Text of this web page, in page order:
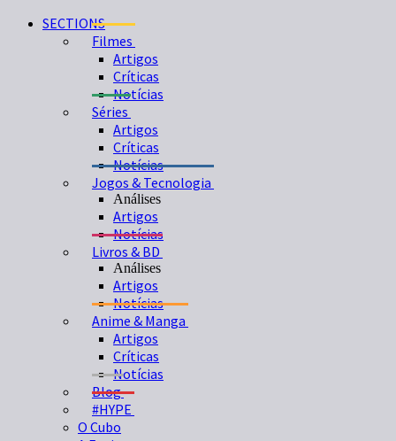
SECTIONS
Filmes
Artigos
Críticas
Notícias
Séries
Artigos
Críticas
Notícias
Jogos & Tecnologia
Análises
Artigos
Notícias
Livros & BD
Análises
Artigos
Notícias
Anime & Manga
Artigos
Críticas
Notícias
Blog
#HYPE
O Cubo